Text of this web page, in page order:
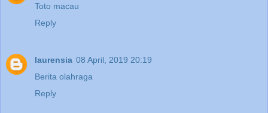
Toto macau
Reply
laurensia 08 April, 2019 20:19
Berita olahraga
Reply